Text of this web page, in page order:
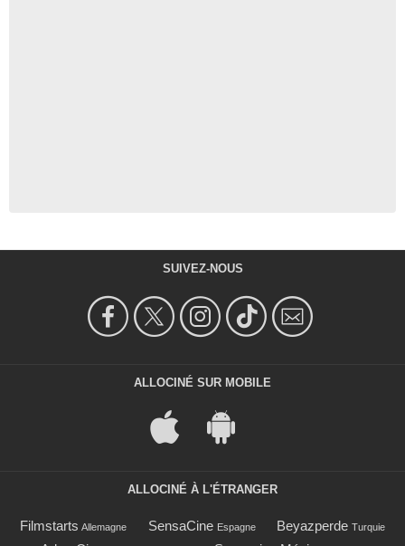
SUIVEZ-NOUS
ALLOCINÉ SUR MOBILE
ALLOCINÉ À L'ÉTRANGER
Filmstarts Allemagne SensaCine Espagne Beyazperde Turquie